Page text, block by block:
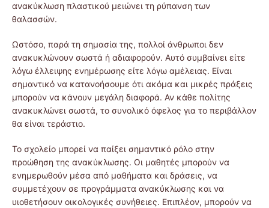
ανακύκλωση πλαστικού μειώνει τη ρύπανση των
θαλασσών.
Ωστόσο, παρά τη σημασία της, πολλοί άνθρωποι δεν
ανακυκλώνουν σωστά ή αδιαφορούν. Αυτό συμβαίνει είτε
λόγω έλλειψης ενημέρωσης είτε λόγω αμέλειας. Είναι
σημαντικό να κατανοήσουμε ότι ακόμα και μικρές πράξεις
μπορούν να κάνουν μεγάλη διαφορά. Αν κάθε πολίτης
ανακυκλώνει σωστά, το συνολικό όφελος για το περιβάλλον
θα είναι τεράστιο.
Το σχολείο μπορεί να παίξει σημαντικό ρόλο στην
προώθηση της ανακύκλωσης. Οι μαθητές μπορούν να
ενημερωθούν μέσα από μαθήματα και δράσεις, να
συμμετέχουν σε προγράμματα ανακύκλωσης και να
υιοθετήσουν οικολογικές συνήθειες. Επιπλέον, μπορούν να